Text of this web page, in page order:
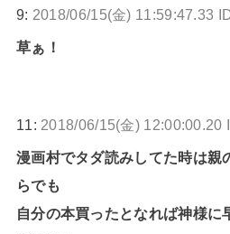
9: 2018/06/15(金) 11:59:47.33
草ぁ！
11: 2018/06/15(金) 12:00:00.20
漫画村でタダ読みしてた時は親
らでも
自分の本買ったとなれば神様に